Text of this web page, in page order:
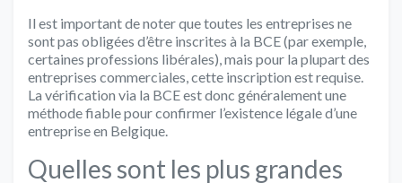
Il est important de noter que toutes les entreprises ne
sont pas obligées d’être inscrites à la BCE (par exemple,
certaines professions libérales), mais pour la plupart des
entreprises commerciales, cette inscription est requise.
La vérification via la BCE est donc généralement une
méthode fiable pour confirmer l’existence légale d’une
entreprise en Belgique.
Quelles sont les plus grandes